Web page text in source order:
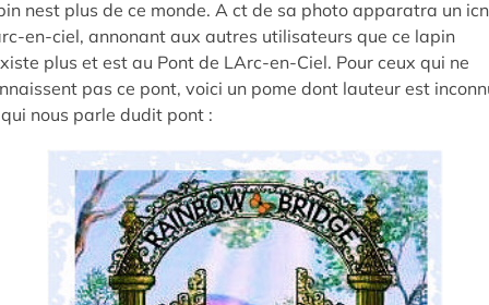
nest plus de ce monde. A ct de sa photo apparatra un
en-ciel, annonant aux autres utilisateurs que ce lapin
plus et est au Pont de LArc-en-Ciel. Pour ceux qui ne
pas ce pont, voici un pome dont lauteur est
nous parle dudit pont :